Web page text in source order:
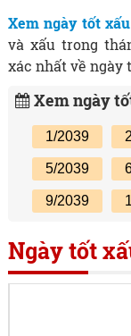
Xem ngày tốt
và xấu trong
xác nhất về ngày
Xem ngày
1/2039
5/2039
9/2039
Ngày tốt